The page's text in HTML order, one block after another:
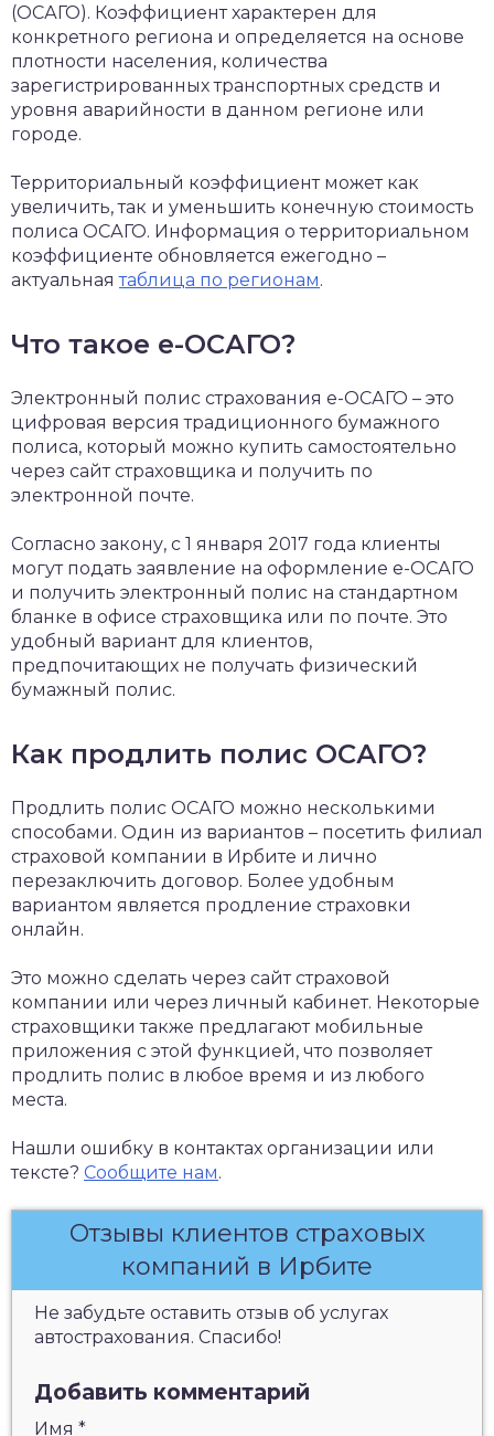
(ОСАГО). Коэффициент характерен для
конкретного региона и определяется на основе
плотности населения, количества
зарегистрированных транспортных средств и
уровня аварийности в данном регионе или
городе.
Территориальный коэффициент может как
увеличить, так и уменьшить конечную стоимость
полиса ОСАГО. Информация о территориальном
коэффициенте обновляется ежегодно –
актуальнаятаблица по регионам.
Что такое е-ОСАГО?
Электронный полис страхования е-ОСАГО – это
цифровая версия традиционного бумажного
полиса, который можно купить самостоятельно
через сайт страховщика и получить по
электронной почте.
Согласно закону, с 1 января 2017 года клиенты
могут подать заявление на оформление е-ОСАГО
и получить электронный полис на стандартном
бланке в офисе страховщика или по почте. Это
удобный вариант для клиентов,
предпочитающих не получать физический
бумажный полис.
Как продлить полис ОСАГО?
Продлить полис ОСАГО можно несколькими
способами. Один из вариантов – посетить филиал
страховой компании в Ирбите и лично
перезаключить договор. Более удобным
вариантом является продление страховки
онлайн.
Это можно сделать через сайт страховой
компании или через личный кабинет. Некоторые
страховщики также предлагают мобильные
приложения с этой функцией, что позволяет
продлить полис в любое время и из любого
места.
Нашли ошибку в контактах организации или
тексте? Сообщите нам.
Отзывы клиентов страховых
компаний в Ирбите
Не забудьте оставить отзыв об услугах
автострахования. Спасибо!
Добавить комментарий
Имя *